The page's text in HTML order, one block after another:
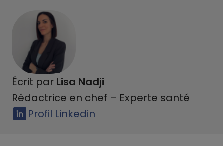
Écrit par Lisa Nadji
Rédactrice en chef – Experte santé
Profil Linkedin